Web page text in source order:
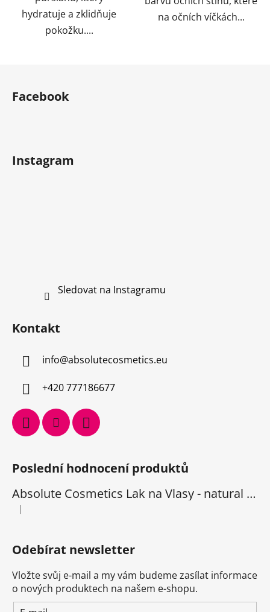
hydratuje a zklidňuje
pokožku....
na očních víčkách...
Facebook
Instagram
Sledovat na Instagramu
Kontakt
info@absolutecosmetics.eu
+420 777186677
Poslední hodnocení produktů
Absolute Cosmetics Lak na Vlasy - natural 1000 ml
Hodnocení produktu je 5 z 5 hvězdiček.
|
Odebírat newsletter
Vložte svůj e-mail a my vám budeme zasílat informace
o nových produktech na našem e-shopu.